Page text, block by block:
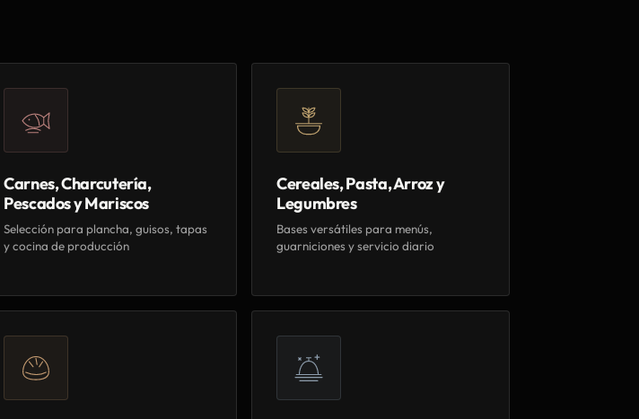
Carnes, Charcutería,
Pescados y Mariscos
Selección para plancha, guisos, tapas
y cocina de producción
Cereales, Pasta, Arroz y
Legumbres
Bases versátiles para menús,
guarniciones y servicio diario